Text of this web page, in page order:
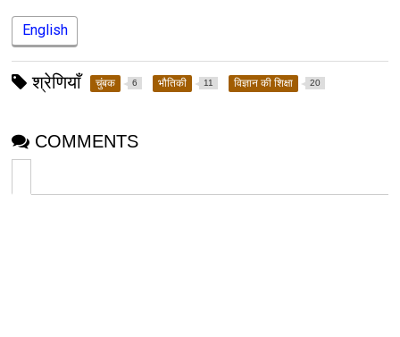
English
श्रेणियाँ चुंबक 6 भौतिकी 11 विज्ञान की शिक्षा 20
COMMENTS